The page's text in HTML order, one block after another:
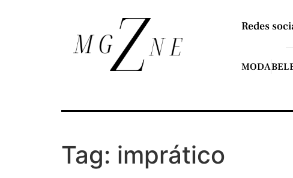
Redes
MODA
Tag: imprático